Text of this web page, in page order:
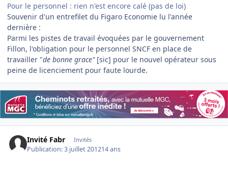
Pour le personnel : rien n'est encore calé (pas de loi)
Souvenir d'un entrefilet du Figaro Economie lu l'année
dernière :
Parmi les pistes de travail évoquées par le gouvernement
Fillon, l'obligation pour le personnel SNCF en place de
travailler "de bonne grace" [sic] pour le nouvel opérateur sous
peine de licenciement pour faute lourde.
Invité Fabr Invités
Publication:3 juillet 201214 ans